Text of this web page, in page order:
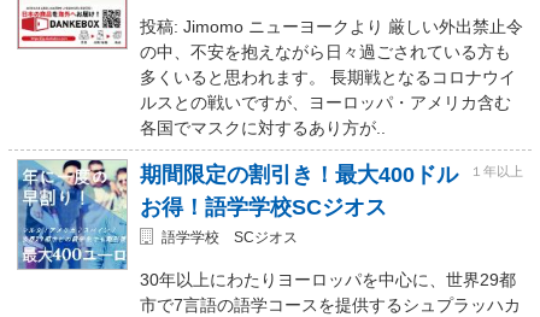
投稿: Jimomo ニューヨークより 厳しい外出禁止令
の中、不安を抱えながら日々過ごされている方も
多くいると思われます。 長期戦となるコロナウイ
ルスとの戦いですが、ヨーロッパ・アメリカ含む
各国でマスクに対するあり方が..
期間限定の割引き！最大400ドル
お得！語学学校SCジオス
１年以上
語学学校 SCジオス
30年以上にわたりヨーロッパを中心に、世界29都
市で7言語の語学コースを提供するシュプラッハカ